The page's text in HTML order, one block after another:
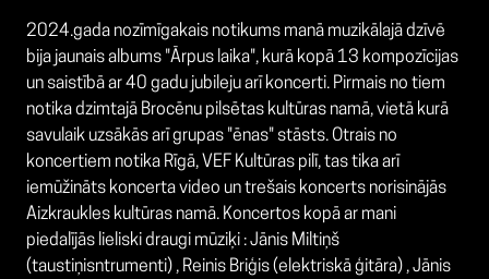
2024.gada nozīmīgakais notikums manā muzikālajā dzīvē
bija jaunais albums "Ārpus laika", kurā kopā 13 kompozīcijas
un saistībā ar 40 gadu jubileju arī koncerti. Pirmais no tiem
notika dzimtajā Brocēnu pilsētas kultūras namā, vietā kurā
savulaik uzsākās arī grupas "ēnas" stāsts. Otrais no
koncertiem notika Rīgā, VEF Kultūras pilī, tas tika arī
iemūžināts koncerta video un trešais koncerts norisinājās
Aizkraukles kultūras namā. Koncertos kopā ar mani
piedalījās lieliski draugi mūziķi : Jānis Miltiņš
(taustiņisntrumenti) , Reinis Briģis (elektriskā ģitāra) , Jānis